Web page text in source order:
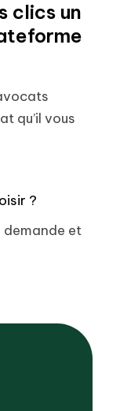
clics un
qu’il vous
?
et